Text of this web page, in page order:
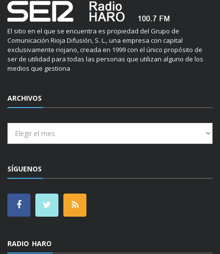
El sitio en el que se encuentra es propiedad del Grupo de
Comunicación Rioja Difusión, S. L., una empresa con capital
exclusivamente riojano, creada en 1999 con el único propósito de
ser de utilidad para todas las personas que utilizan alguno de los
medios que gestiona
ARCHIVOS
Archivos
SÍGUENOS
RADIO HARO